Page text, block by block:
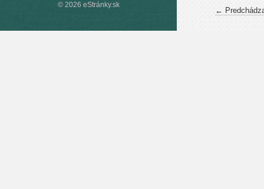
←
© 2026 eStránky.sk